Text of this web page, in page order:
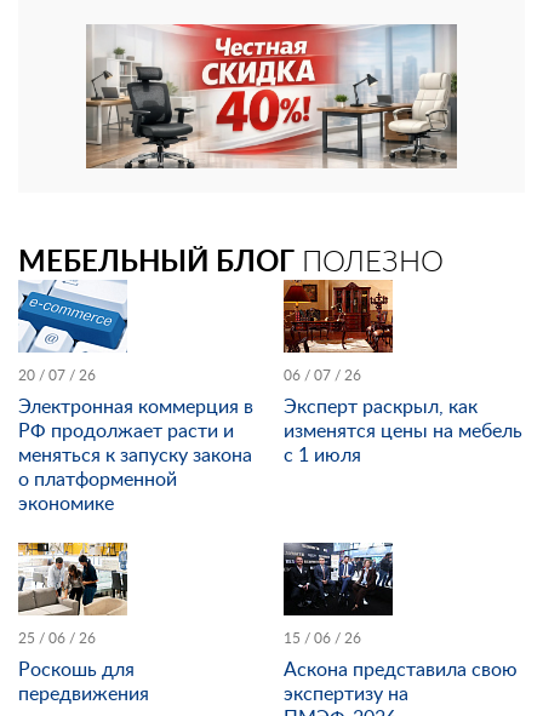
МЕБЕЛЬНЫЙ БЛОГ ПОЛЕЗНО
20 / 07 / 26
Электронная коммерция в
РФ продолжает расти и
меняться к запуску закона
о платформенной
экономике
06 / 07 / 26
Эксперт раскрыл, как
изменятся цены на мебель
с 1 июля
25 / 06 / 26
Роскошь для
передвижения
15 / 06 / 26
Аскона представила свою
экспертизу на